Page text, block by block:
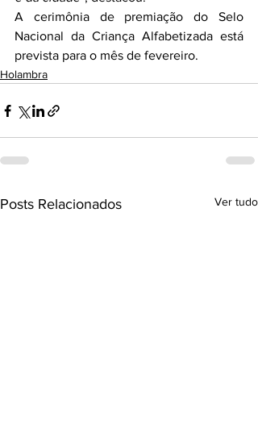
A cerimônia de premiação do Selo
Nacional da Criança Alfabetizada está
prevista para o mês de fevereiro.
Holambra
Posts Relacionados Ver tudo